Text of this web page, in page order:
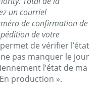
un courriel
de confirmation de
de votre
de vérifier l’état
pas manquer le jour
l’état de ma
production ».